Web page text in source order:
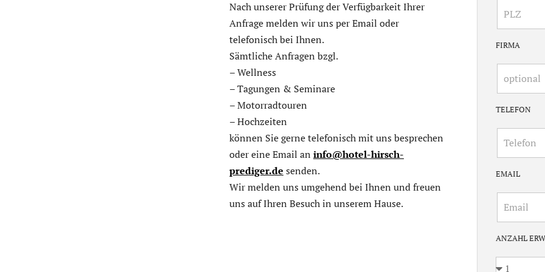
Nach unserer Prüfung der Verfügbarkeit Ihrer
Anfrage melden wir uns per Email oder
telefonisch bei Ihnen.
Sämtliche Anfragen bzgl.
– Wellness
– Tagungen & Seminare
– Motorradtouren
– Hochzeiten
können Sie gerne telefonisch mit uns besprechen
oder eine Email an info@hotel-hirsch-
prediger.de senden.
Wir melden uns umgehend bei Ihnen und freuen
uns auf Ihren Besuch in unserem Hause.
FIRMA
TELEFON
EMAIL
ANZAHL